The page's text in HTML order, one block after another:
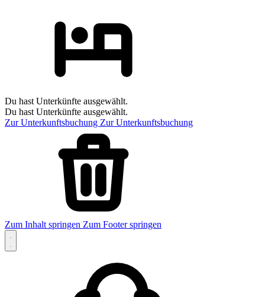
Du hast Unterkünfte ausgewählt.
Du hast Unterkünfte ausgewählt.
Zur Unterkunftsbuchung Zur Unterkunftsbuchung
Zum Inhalt springen Zum Footer springen